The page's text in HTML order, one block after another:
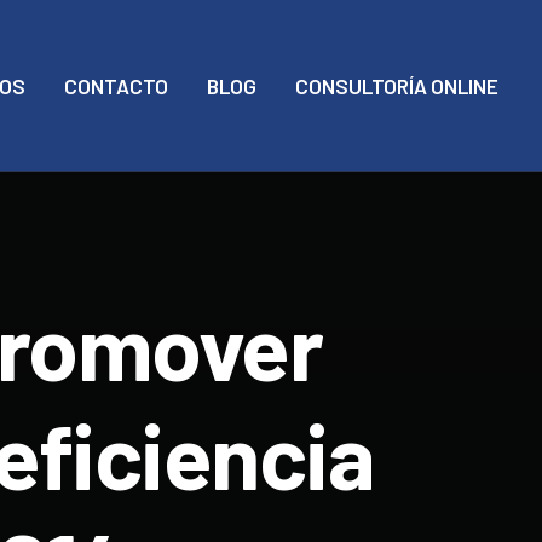
CONTACTO BLOG CONSULTORÍA ONLINE